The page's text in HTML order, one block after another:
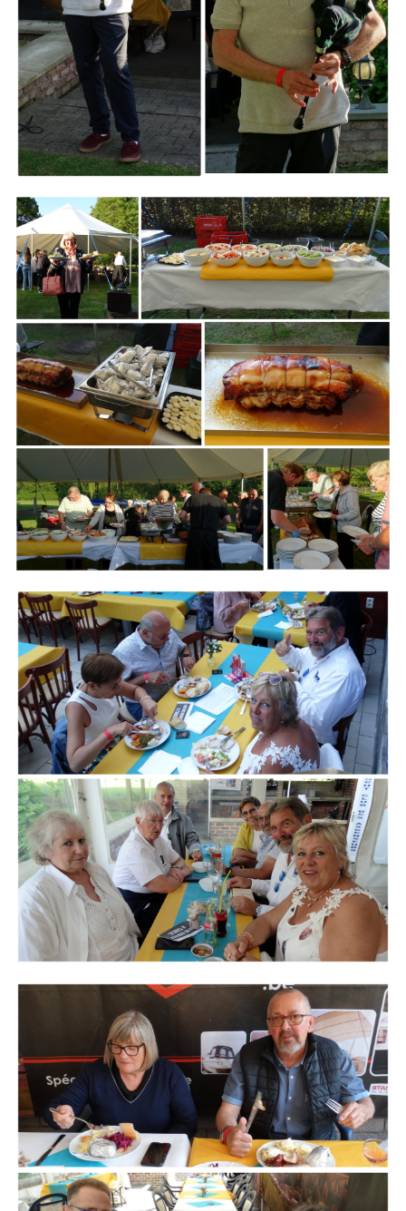
Branding
ARMCHAIR
Branding
ARMCHAIR
Branding